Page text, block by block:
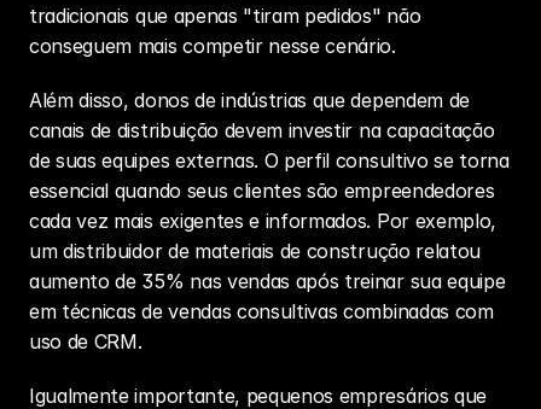
tradicionais que apenas "tiram pedidos" não
conseguem mais competir nesse cenário.
Além disso, donos de indústrias que dependem de
canais de distribuição devem investir na capacitação
de suas equipes externas. O perfil consultivo se torna
essencial quando seus clientes são empreendedores
cada vez mais exigentes e informados. Por exemplo,
um distribuidor de materiais de construção relatou
aumento de 35% nas vendas após treinar sua equipe
em técnicas de vendas consultivas combinadas com
uso de CRM.
Igualmente importante, pequenos empresários que